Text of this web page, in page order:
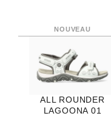
ALL ROUNDER
LAGOONA 01